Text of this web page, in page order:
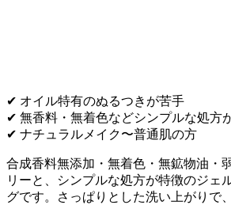
✔ オイル特有のぬるつきが苦手
✔ 無香料・無着色などシンプルな処方
✔ ナチュラルメイク〜普通肌の方
合成香料無添加・無着色・無鉱物油・
リーと、シンプルな処方が特徴のジェ
グです。さっぱりとした洗い上がりで